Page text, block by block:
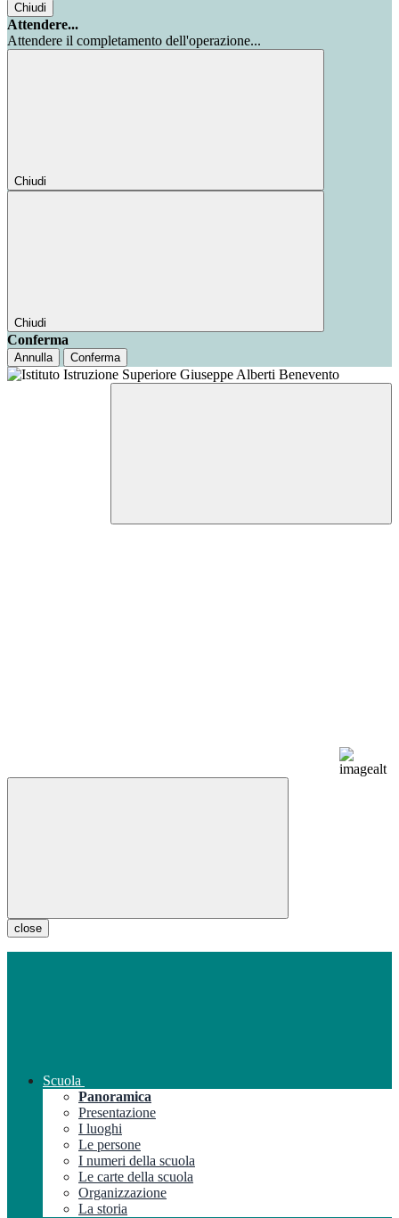
Chiudi
Attendere...
Attendere il completamento dell'operazione...
Chiudi
Chiudi
Conferma
Annulla Conferma
close
Scuola
Panoramica
Presentazione
I luoghi
Le persone
I numeri della scuola
Le carte della scuola
Organizzazione
La storia